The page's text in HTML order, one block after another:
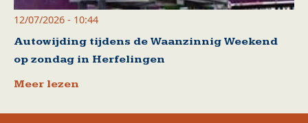
12/07/2026 - 10:44
Autowijding tijdens de Waanzinnig Weekend
op zondag in Herfelingen
Meer lezen